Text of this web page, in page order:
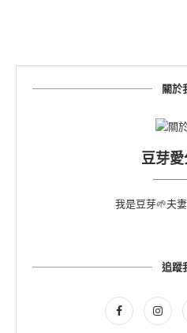
關於
豆芽
我是豆芽🌱夫
追蹤